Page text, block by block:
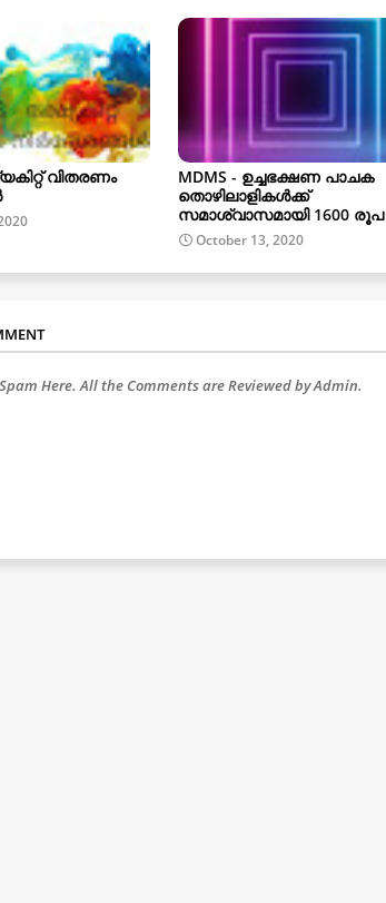
വിതരണം
MDMS - ഉച്ചഭക്ഷണ പാചക
തൊഴിലാളികൾക്ക്
സമാശ്വാസമായി 1600 രൂപ
October 13, 2020
Here. All the Comments are Reviewed by Admin.